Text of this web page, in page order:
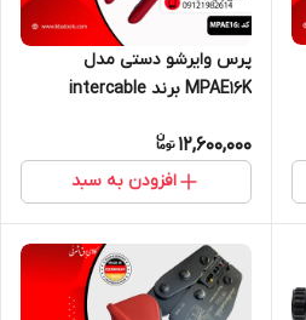
پرس وایرشو دستی مدل
MPAE16K برند intercable
12,600,000
افزودن به سبد